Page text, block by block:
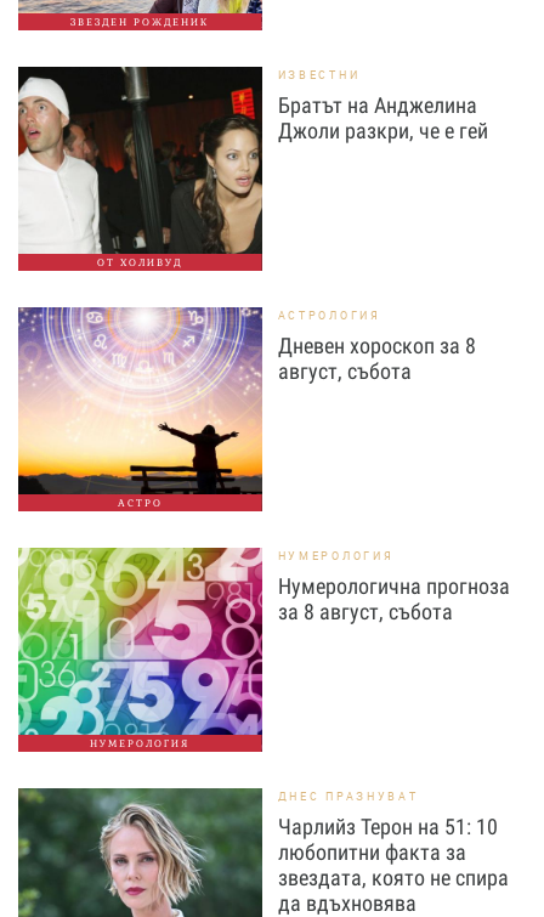
ЗВЕЗДЕН РОЖДЕНИК
ОТ ХОЛИВУД
ИЗВЕСТНИ
Братът на Анджелина
Джоли разкри, че е гей
АСТРО
АСТРОЛОГИЯ
Дневен хороскоп за 8
август, събота
НУМЕРОЛОГИЯ
НУМЕРОЛОГИЯ
Нумерологична прогноза
за 8 август, събота
ДНЕС ПРАЗНУВАТ
Чарлийз Терон на 51: 10
любопитни факта за
звездата, която не спира
да вдъхновява